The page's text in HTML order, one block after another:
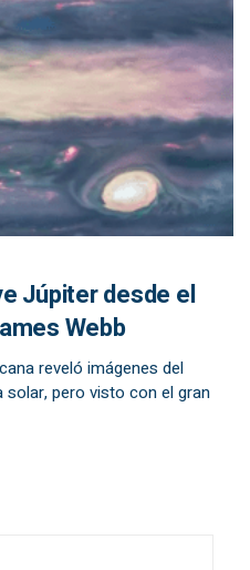
Júpiter desde el
Webb
reveló imágenes del
pero visto con el gran